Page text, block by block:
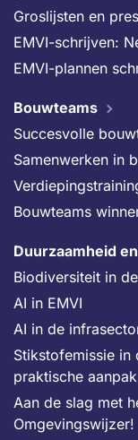
Groslijsten en
EMVI-schrijven:
EMVI-plannen
Bouwteams
Succesvolle
Samenwerken in
Bouwteams
Duurzaamheid
Biodiversiteit in
AI in EMVI
AI in de
Stikstofemissie in
praktische aanpak
Aan de slag met
Omgevingswijzer!